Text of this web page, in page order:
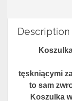
Description
tęskniącymi
to sam
Koszulka